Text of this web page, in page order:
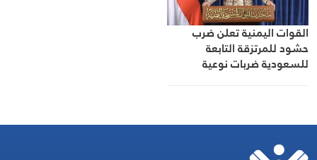
القوات اليمنية تعلن ضرب
حشود للمرتزقة التابعة
للسعودية ضربات نوعية